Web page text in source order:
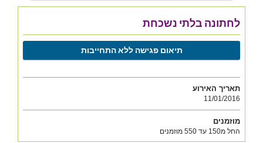
לחתונה בלתי נשכחת
תיאום פגישה ללא התחייבות
תאריך האירוע
11/01/2016
מוזמנים
החל מ150 עד 550 מוזמנים